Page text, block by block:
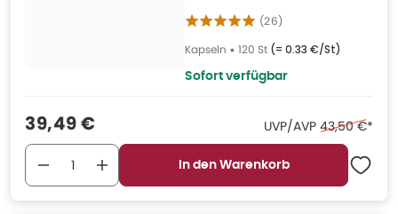
(26)
Kapseln • 120 St (= 0.33 €/St)
Sofort verfügbar
Verkaufspreis
39,49 € UVP/AVP Ehemaliger
43,50 €*
In den Warenkorb